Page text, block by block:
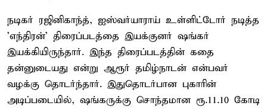
நடிகர் ரஜினிகாந்த், ஐஸ்வர்யாராய் உள்ளிட்டோர் நடித்த
'எந்திரன்' திரைப்படத்தை இயக்குனர் ஷங்கர்
இயக்கியிருந்தார். இந்த திரைப்படத்தின் கதை
தன்னுடையது என்று ஆரூர் தமிழ்நாடன் என்பவர்
வழக்கு தொடர்ந்தார். இதுதொடர்பான புகாரின்
அடிப்படையில், ஷங்கருக்கு சொந்தமான ரூ.11.10 கோடி